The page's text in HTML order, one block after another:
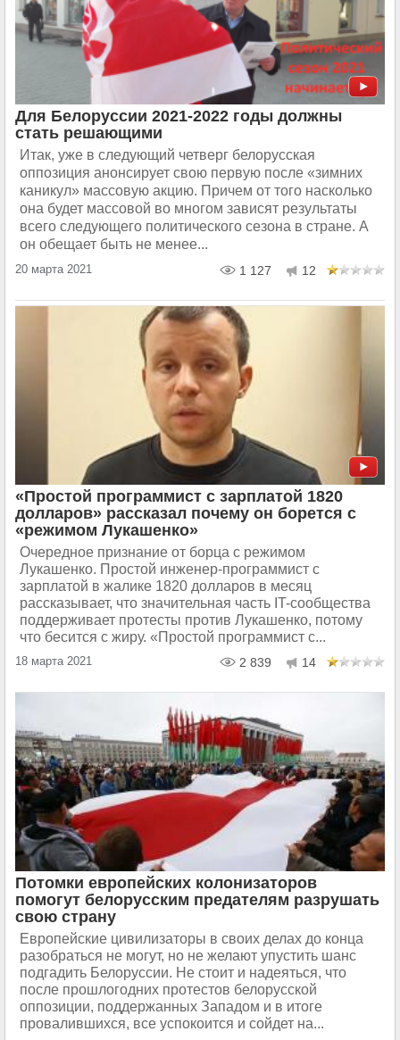
Для Белоруссии 2021-2022 годы должны
стать решающими
Итак, уже в следующий четверг белорусская
оппозиция анонсирует свою первую после «зимних
каникул» массовую акцию. Причем от того насколько
она будет массовой во многом зависят результаты
всего следующего политического сезона в стране. А
он обещает быть не менее...
20 марта 2021 1 127 12
«Простой программист с зарплатой 1820
долларов» рассказал почему он борется с
«режимом Лукашенко»
Очередное признание от борца с режимом
Лукашенко. Простой инженер-программист с
зарплатой в жалике 1820 долларов в месяц
рассказывает, что значительная часть IT-сообщества
поддерживает протесты против Лукашенко, потому
что бесится с жиру. «Простой программист с...
18 марта 2021 2 839 14
Потомки европейских колонизаторов
помогут белорусским предателям разрушать
свою страну
Европейские цивилизаторы в своих делах до конца
разобраться не могут, но не желают упустить шанс
подгадить Белоруссии. Не стоит и надеяться, что
после прошлогодних протестов белорусской
оппозиции, поддержанных Западом и в итоге
провалившихся, все успокоится и сойдет на...